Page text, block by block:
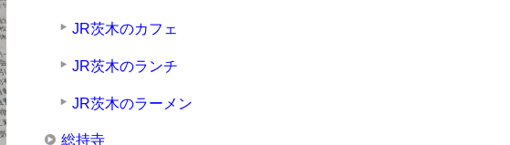
JR茨木のカフェ
JR茨木のランチ
JR茨木のラーメン
総持寺